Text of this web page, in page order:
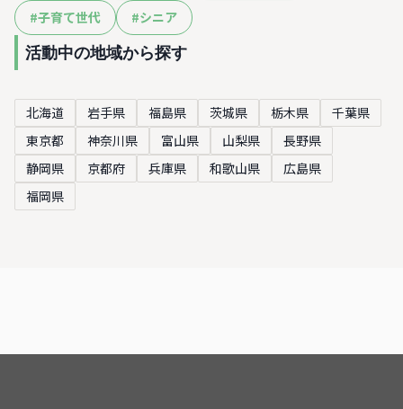
#子育て世代 #シニア
活動中の地域から探す
北海道 岩手県 福島県 茨城県 栃木県
千葉県
東京都
神奈川県 富山県 山梨県
長野県
静岡県
京都府 兵庫県 和歌山県
広島県
福岡県